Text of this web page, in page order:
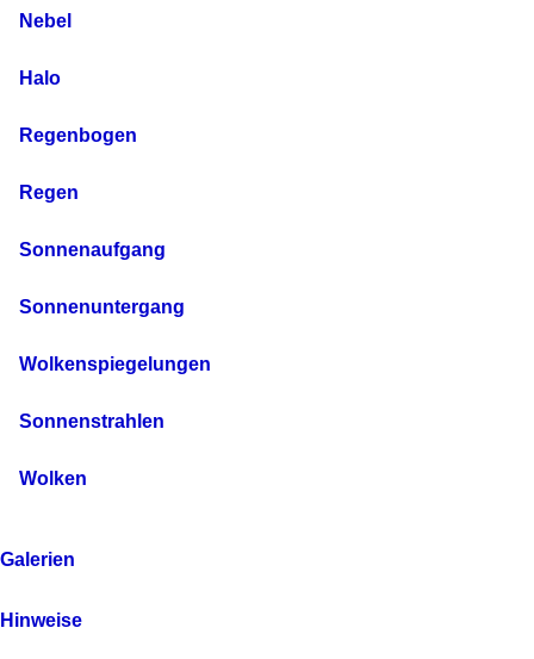
Nebel
Halo
Regenbogen
Regen
Sonnenaufgang
Sonnenuntergang
Wolkenspiegelungen
Sonnenstrahlen
Wolken
Galerien
Hinweise